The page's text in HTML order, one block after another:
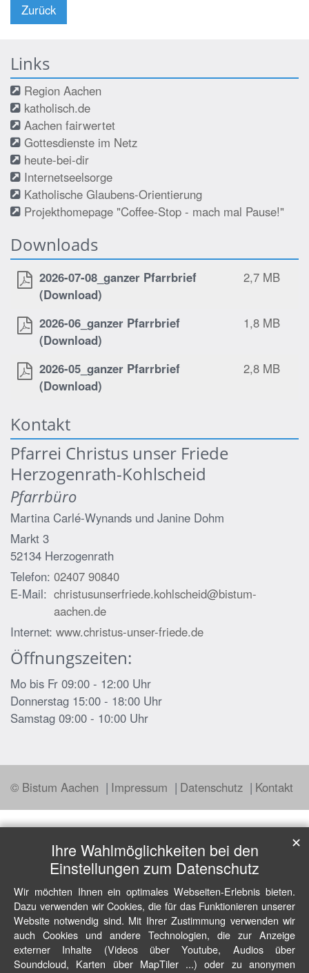
Zurück
Links
Region Aachen
katholisch.de
Aachen fairwertet
Gottesdienste im Netz
heute-bei-dir
Internetseelsorge
Katholische Glaubens-Orientierung
Projekthomepage "Coffee-Stop - mach mal Pause!"
Downloads
2026-07-08_ganzer Pfarrbrief
(Download)
2,7 MB
2026-06_ganzer Pfarrbrief
(Download)
1,8 MB
2026-05_ganzer Pfarrbrief
(Download)
2,8 MB
Kontakt
Pfarrei Christus unser Friede
Herzogenrath-Kohlscheid
Pfarrbüro
Martina Carlé-Wynands und Janine Dohm
Markt 3
52134 Herzogenrath
Telefon: 02407 90840
E-Mail: christusunserfriede.kohlscheid@bistum-
aachen.de
Internet: www.christus-unser-friede.de
Öffnungszeiten:
Mo bis Fr 09:00 - 12:00 Uhr
Donnerstag 15:00 - 18:00 Uhr
Samstag 09:00 - 10:00 Uhr
© Bistum Aachen Impressum Datenschutz Kontakt
Ihre Wahlmöglichkeiten bei den
Einstellungen zum Datenschutz
Wir möchten Ihnen ein optimales Webseiten-Erlebnis bieten.
Dazu verwenden wir Cookies, die für das Funktionieren unserer
Website notwendig sind. Mit Ihrer Zustimmung verwenden wir
auch Cookies und andere Technologien, die zur Anzeige
externer Inhalte (Videos über Youtube, Audios über
Soundcloud, Karten über MapTiler ...) oder zu anonymen
✕